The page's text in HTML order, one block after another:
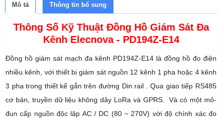
Mô tả Thông tin bổ sung
Thông Số Kỹ Thuật Đồng Hồ Giám Sát Đa
Kênh Elecnova - PD194Z-E14
Đồng hồ giám sát mạch đa kênh PD194Z-E14 là đồng hồ đo điện
nhiều kênh, với thiết bị giám sát nguồn 12 kênh 1 pha hoặc 4 kênh
3 pha trong thiết kế gắn trên đường Din rail . Qua giao tiếp RS485
cơ bản, truyền dữ liệu không dây LoRa và GPRS. Và có một mô-
đun cấp nguồn độc lập AC / DC (80 ~ 270V) với độ chính xác đo